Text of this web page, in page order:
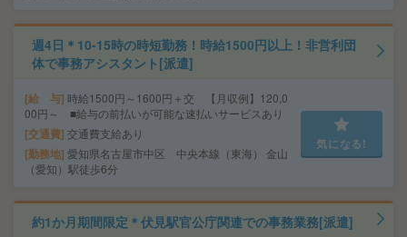
週4日＊10-15時の時短勤務！時給1500円以上！非営利団
体で事務アシスタント[派遣]
給 与 時給1500円～1600円＋交 【月収例】120,0
00円～ ■給与の前払いが可能な速払いサービスあり
交通費 交通費支給あり
勤務地 愛知県名古屋市中区 中央本線（東海） 金山
（愛知）駅徒歩6分
気になる!
約1か月期間限定＊伏見駅官公庁関連での事務業務[派遣]